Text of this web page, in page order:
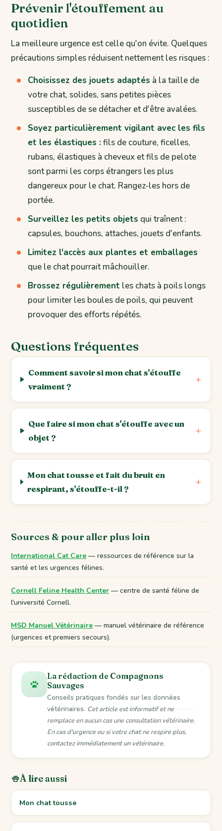
Prévenir l'étouffement au
quotidien
La meilleure urgence est celle qu'on évite. Quelques
précautions simples réduisent nettement les risques :
Choisissez des jouets adaptés à la taille de
votre chat, solides, sans petites pièces
susceptibles de se détacher et d'être avalées.
Soyez particulièrement vigilant avec les fils
et les élastiques :fils de couture, ficelles,
rubans, élastiques à cheveux et fils de pelote
sont parmi les corps étrangers les plus
dangereux pour le chat. Rangez-les hors de
portée.
Surveillez les petits objets qui traînent :
capsules, bouchons, attaches, jouets d'enfants.
Limitez l'accès aux plantes et emballages
que le chat pourrait mâchouiller.
Brossez régulièrement les chats à poils longs
pour limiter les boules de poils, qui peuvent
provoquer des efforts répétés.
Questions fréquentes
Comment savoir si mon chat s'étouffe
vraiment ?
Que faire si mon chat s'étouffe avec un
objet ?
Mon chat tousse et fait du bruit en
respirant, s'étouffe-t-il ?
Sources & pour aller plus loin
International Cat Care — ressources de référence sur la
santé et les urgences félines.
Cornell Feline Health Center — centre de santé féline de
l'université Cornell.
MSD Manuel Vétérinaire — manuel vétérinaire de référence
(urgences et premiers secours).
La rédaction de Compagnons
Sauvages
Conseils pratiques fondés sur les données
vétérinaires.Cet article est informatif et ne
remplace en aucun cas une consultation vétérinaire.
En cas d'urgence ou si votre chat ne respire plus,
contactez immédiatement un vétérinaire.
À lire aussi
Mon chat tousse